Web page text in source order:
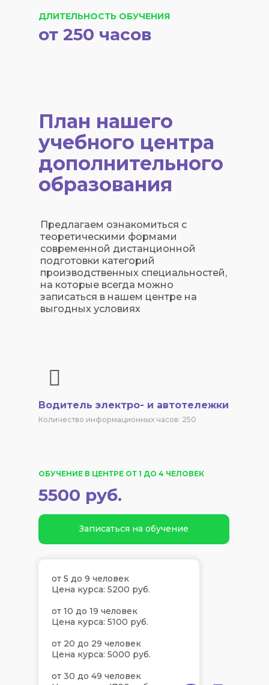
ДЛИТЕЛЬНОСТЬ ОБУЧЕНИЯ
от 250 часов
План нашего
учебного центра
дополнительного
образования
Предлагаем ознакомиться с
теоретическими формами
современной дистанционной
подготовки категорий
производственных специальностей,
на которые всегда можно
записаться в нашем центре на
выгодных условиях
Водитель электро- и автотележки
Количество информационных часов: 250
Записаться на обучение
ОБУЧЕНИЕ В ЦЕНТРЕ ОТ 1 ДО 4 ЧЕЛОВЕК
5500 руб.
от 5 до 9 человек
Цена курса: 5200 руб.
от 10 до 19 человек
Цена курса: 5100 руб.
от 20 до 29 человек
Цена курса: 5000 руб.
от 30 до 49 человек